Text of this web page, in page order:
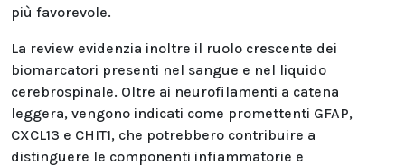
più favorevole.
La review evidenzia inoltre il ruolo crescente dei
biomarcatori presenti nel sangue e nel liquido
cerebrospinale. Oltre ai neurofilamenti a catena
leggera, vengono indicati come promettenti GFAP,
CXCL13 e CHIT1, che potrebbero contribuire a
distinguere le componenti infiammatorie e